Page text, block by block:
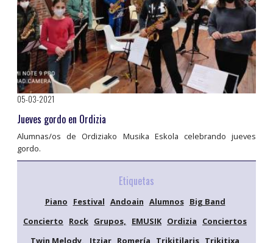
05-03-2021
Jueves gordo en Ordizia
Alumnas/os de Ordiziako Musika Eskola celebrando jueves
gordo.
Etiquetas
Piano Festival Andoain Alumnos Big Band
Concierto
Rock Grupos, EMUSIK Ordizia
Conciertos
Twin Melody,
Itziar Romería Trikitilaris Trikitixa